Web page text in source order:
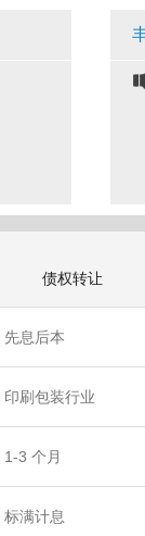
债权转让
先息后本
印刷包装行业
1-3 个月
标满计息